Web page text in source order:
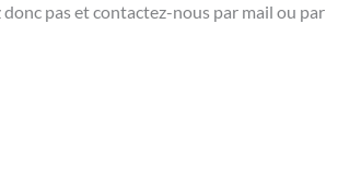
pas et contactez-nous par mail ou par